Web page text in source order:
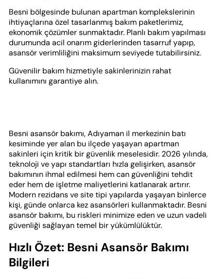
Besni bölgesinde bulunan apartman komplekslerinin
ihtiyaçlarına özel tasarlanmış bakım paketlerimiz,
ekonomik çözümler sunmaktadır. Planlı bakım yapılması
durumunda acil onarım giderlerinden tasarruf yapıp,
asansör verimliliğini maksimum seviyede tutabilirsiniz.
Güvenilir bakım hizmetiyle sakinlerinizin rahat
kullanımını garantiye alın.
Besni asansör bakımı, Adıyaman il merkezinin batı
kesiminde yer alan bu ilçede yaşayan apartman
sakinleri için kritik bir güvenlik meselesidir. 2026 yılında,
teknoloji ve yapı standartları hızla gelişirken, asansör
bakımının ihmal edilmesi hem can güvenliğini tehdit
eder hem de işletme maliyetlerini katlanarak artırır.
Modern rezidans ve site tipi yapılarda yaşayan binlerce
kişi, günde onlarca kez asansörleri kullanmaktadır. Besni
asansör bakımı, bu riskleri minimize eden ve uzun vadeli
güvenliği sağlayan temel bir yükümlülüktür.
Hızlı Özet: Besni Asansör Bakımı
Bilgileri